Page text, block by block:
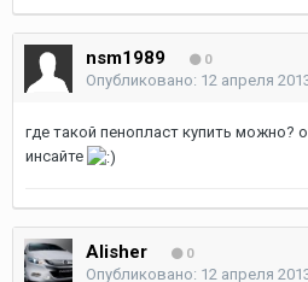
nsm1989 0
Опубликовано: 12 апреля
где такой пенопласт купить можно?
инсайте
Alisher 0
Опубликовано: 12 апреля